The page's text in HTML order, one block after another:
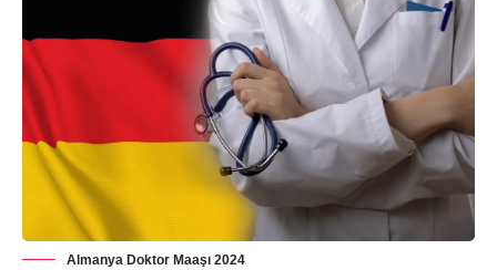
Almanya Doktor Maaşı 2024